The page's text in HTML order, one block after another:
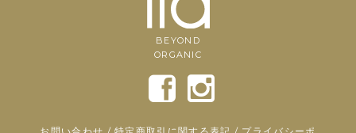
BEYOND
ORGANIC